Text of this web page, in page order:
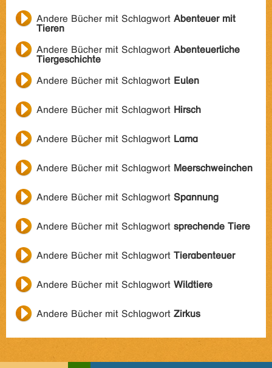
Andere Bücher mit Schlagwort Abenteuer mit
Tieren
Andere Bücher mit Schlagwort Abenteuerliche
Tiergeschichte
Andere Bücher mit Schlagwort Eulen
Andere Bücher mit Schlagwort Hirsch
Andere Bücher mit Schlagwort Lama
Andere Bücher mit Schlagwort Meerschweinchen
Andere Bücher mit Schlagwort Spannung
Andere Bücher mit Schlagwort sprechende Tiere
Andere Bücher mit Schlagwort Tierabenteuer
Andere Bücher mit Schlagwort Wildtiere
Andere Bücher mit Schlagwort Zirkus